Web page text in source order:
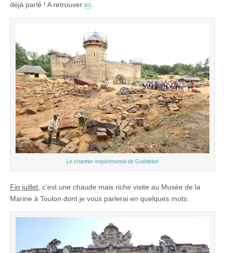
déjà parlé ! A retrouver ici.
Le chantier expérimental de Guédelon
Fin juillet , c’est une chaude mais riche visite au Musée de la
Marine à Toulon dont je vous parlerai en quelques mots.